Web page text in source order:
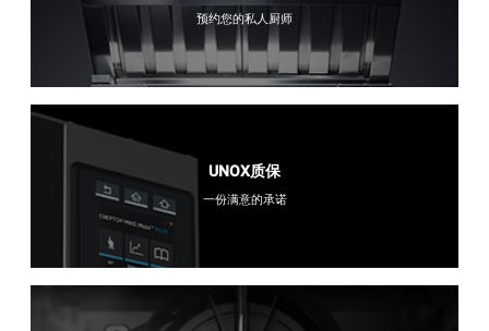
预约您的私人厨师
UNOX质保
一份满意的承诺